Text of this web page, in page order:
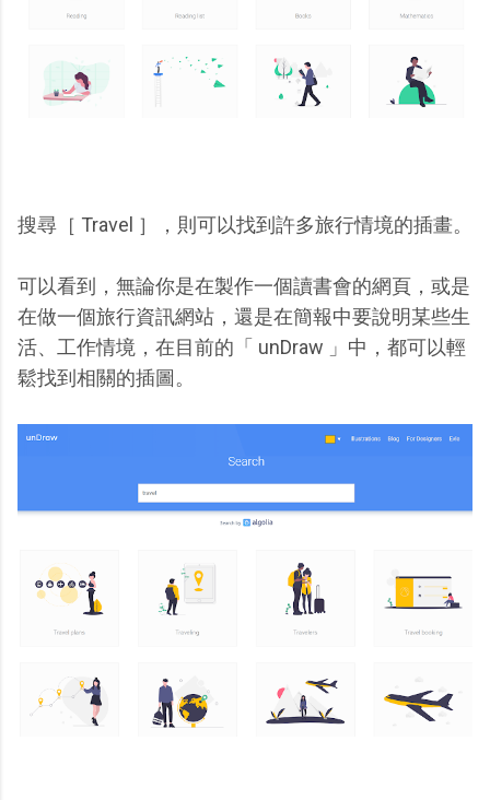
搜尋［ Travel ］，則可以找到許多旅行情境的插畫。
可以看到，無論你是在製作一個讀書會的網頁，或是
在做一個旅行資訊網站，還是在簡報中要說明某些生
活、工作情境，在目前的「 unDraw 」中，都可以輕
鬆找到相關的插圖。